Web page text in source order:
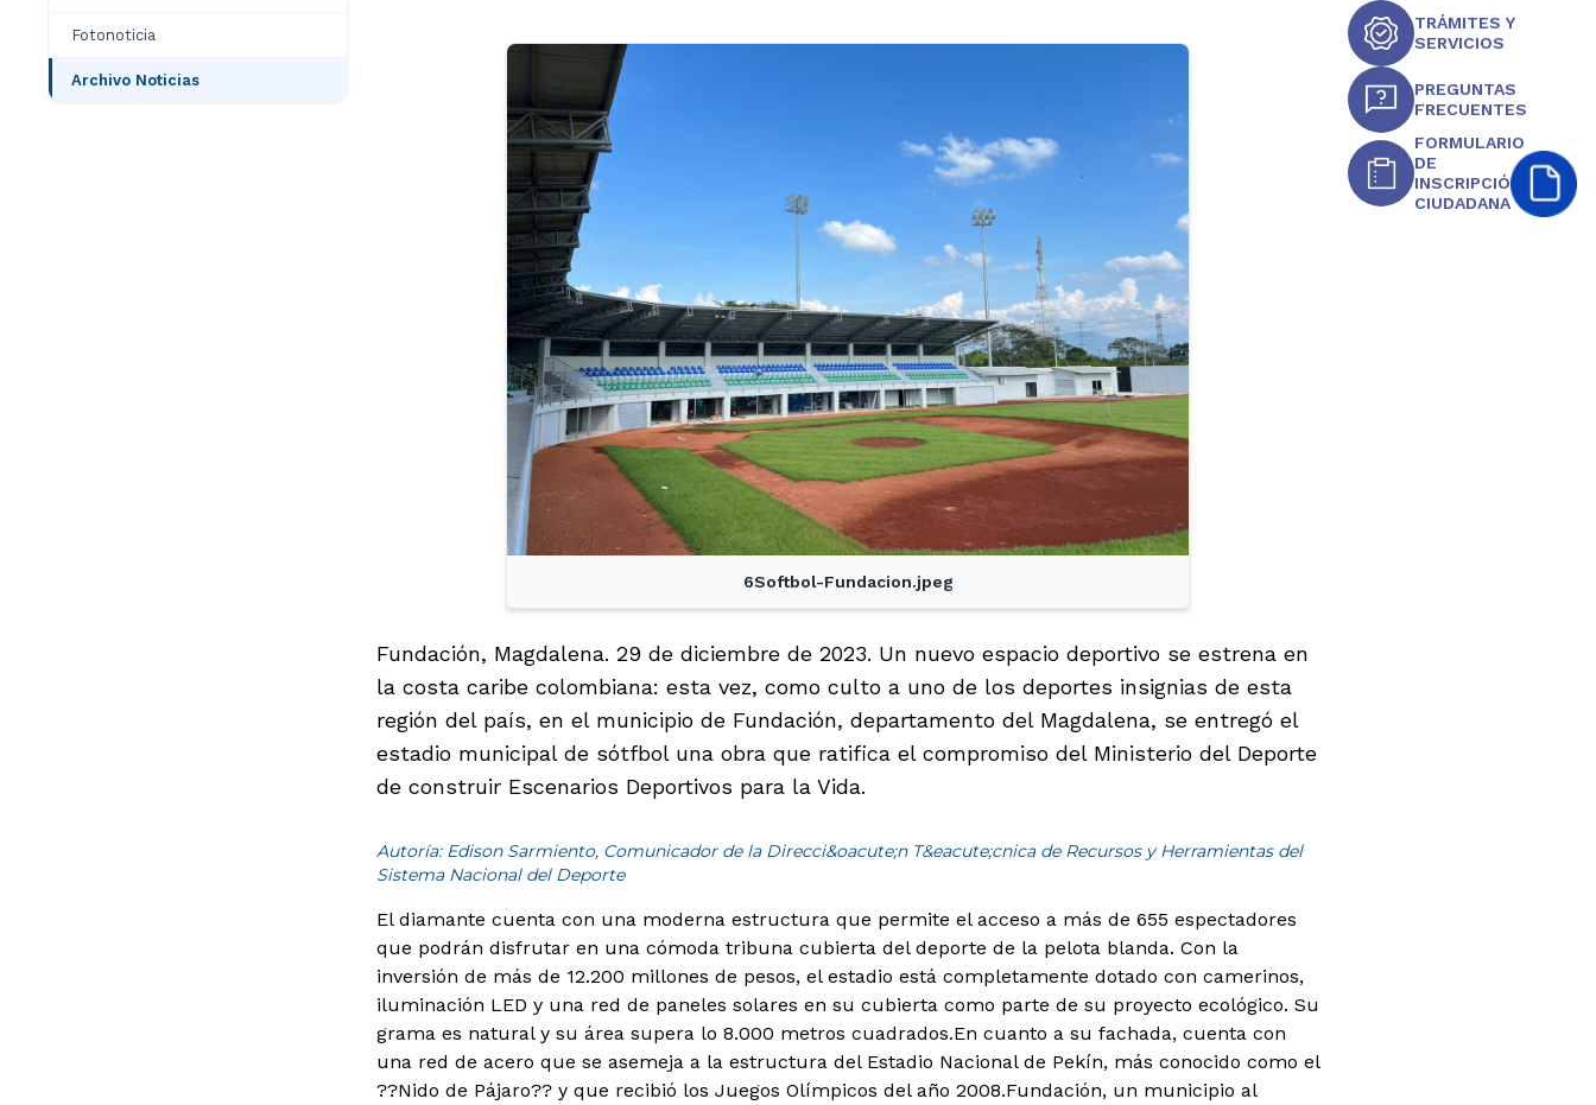
Fotonoticia
Archivo Noticias
6Softbol-Fundacion.jpeg
Fundación, Magdalena. 29 de diciembre de 2023. Un nuevo espacio deportivo se estrena en
la costa caribe colombiana: esta vez, como culto a uno de los deportes insignias de esta
región del país, en el municipio de Fundación, departamento del Magdalena, se entregó el
estadio municipal de sótfbol una obra que ratifica el compromiso del Ministerio del Deporte
de construir Escenarios Deportivos para la Vida.
Autoría: Edison Sarmiento, Comunicador de la Direcci&oacute;n T&eacute;cnica de Recursos y Herramientas del
Sistema Nacional del Deporte
El diamante cuenta con una moderna estructura que permite el acceso a más de 655 espectadores
que podrán disfrutar en una cómoda tribuna cubierta del deporte de la pelota blanda. Con la
inversión de más de 12.200 millones de pesos, el estadio está completamente dotado con camerinos,
iluminación LED y una red de paneles solares en su cubierta como parte de su proyecto ecológico. Su
grama es natural y su área supera lo 8.000 metros cuadrados.En cuanto a su fachada, cuenta con
una red de acero que se asemeja a la estructura del Estadio Nacional de Pekín, más conocido como el
??Nido de Pájaro?? y que recibió los Juegos Olímpicos del año 2008.Fundación, un municipio al
TRÁMITES Y
SERVICIOS
PREGUNTAS
FRECUENTES
FORMULARIO
DE
INSCRIPCIÓN
CIUDADANA